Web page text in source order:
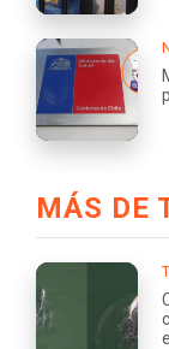
MÁS DE